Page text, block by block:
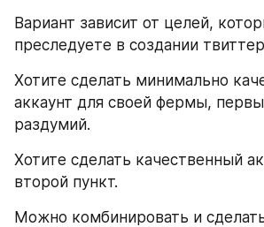
Вариант зависит от целей,
преследуете в создании
Хотите сделать минимально
аккаунт для своей фермы,
раздумий.
Хотите сделать качественный
второй пункт.
Можно комбинировать и